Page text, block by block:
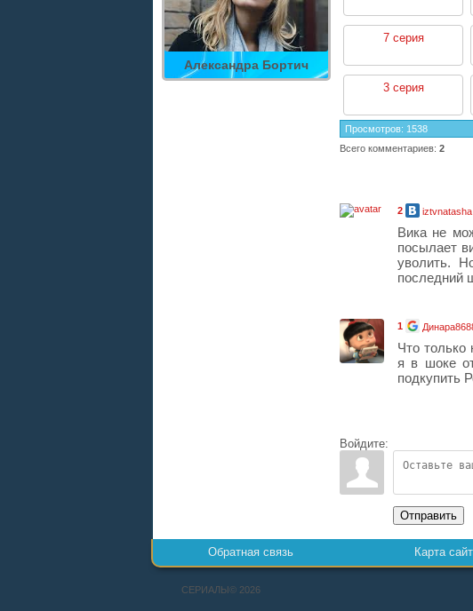
Александра Бортич
7 серия
3 серия
Просмотров: 1538
Всего комментариев: 2
2 iztvnatasha
Вика не
посылает
уволить.
последний
1
Что только
я в шоке
подкупить
Войдите:
Отправить
Обратная связь Карта
СЕРИАЛЫ© 2026